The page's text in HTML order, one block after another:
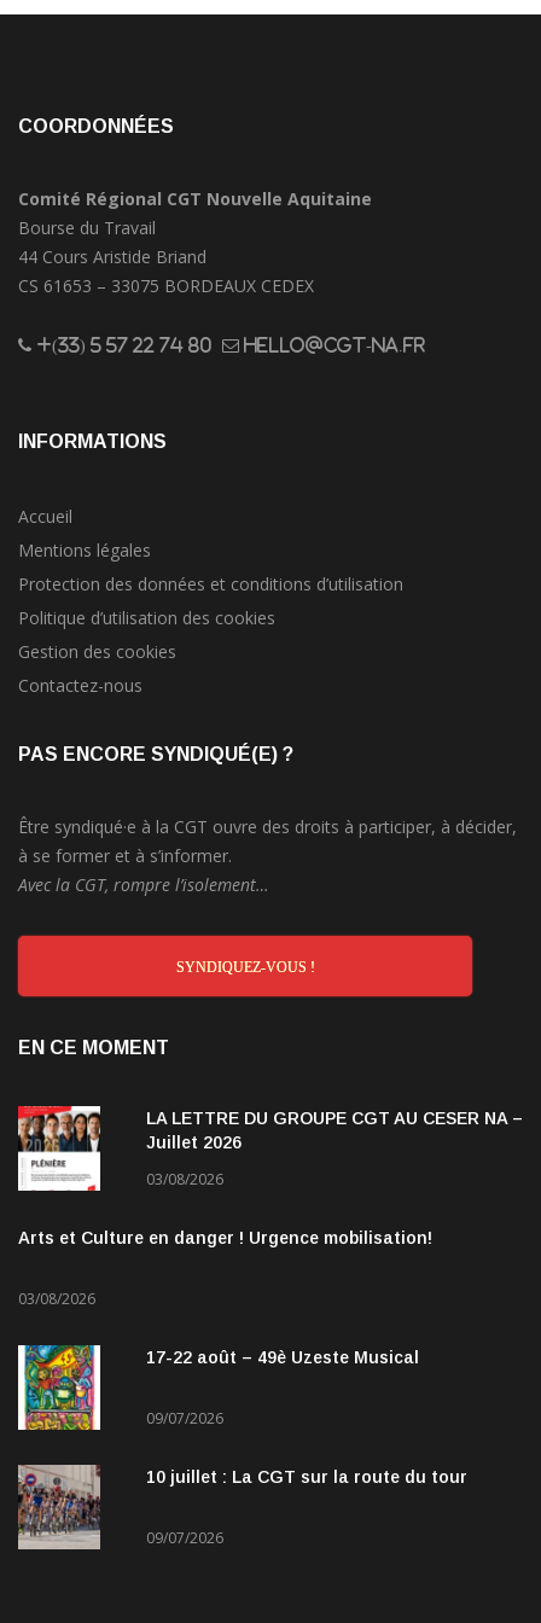
COORDONNÉES
Comité Régional CGT Nouvelle Aquitaine
Bourse du Travail
44 Cours Aristide Briand
CS 61653 – 33075 BORDEAUX CEDEX
+(33) 5 57 22 74 80 hello@cgt-na.fr
INFORMATIONS
Accueil
Mentions légales
Protection des données et conditions d’utilisation
Politique d’utilisation des cookies
Gestion des cookies
Contactez-nous
PAS ENCORE SYNDIQUÉ(E) ?
Être syndiqué·e à la CGT ouvre des droits à participer, à décider,
à se former et à s’informer.
Avec la CGT, rompre l’isolement…
SYNDIQUEZ-VOUS !
EN CE MOMENT
LA LETTRE DU GROUPE CGT AU CESER NA –
Juillet 2026
03/08/2026
Arts et Culture en danger ! Urgence mobilisation!
03/08/2026
17-22 août – 49è Uzeste Musical
09/07/2026
10 juillet : La CGT sur la route du tour
09/07/2026